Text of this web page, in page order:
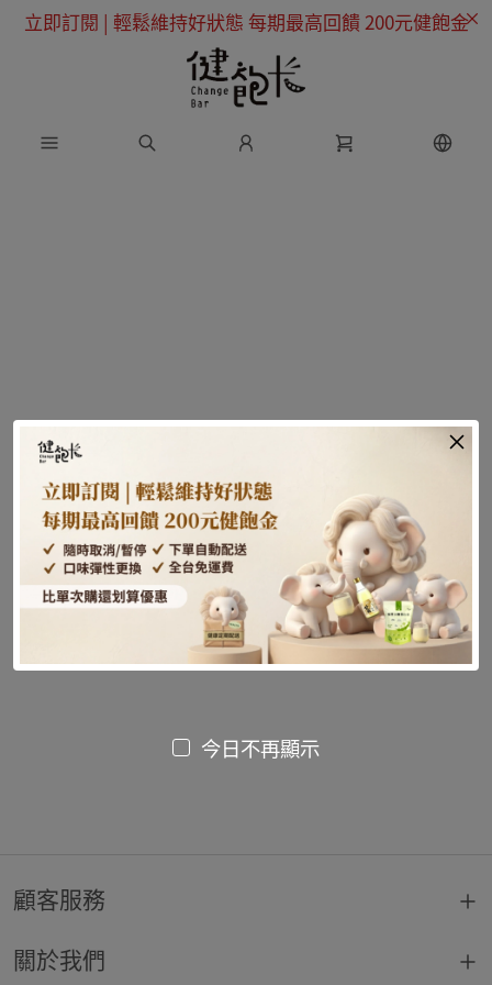
立即訂閱 | 輕鬆維持好狀態 每期最高回饋 200元健飽金
尚未發布文章或內容
顧客服務
關於我們
今日不再顯示